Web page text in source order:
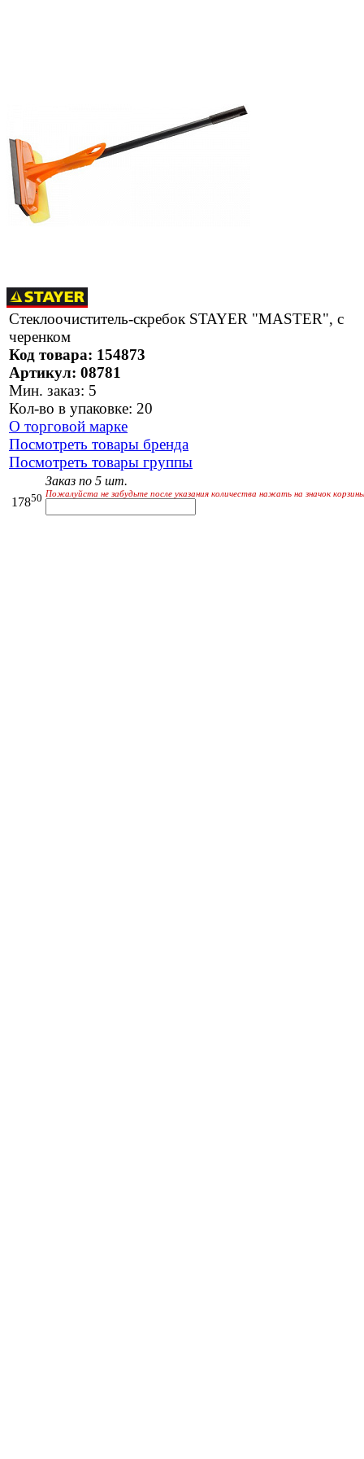
Стеклоочиститель-скребок STAYER "MASTER", с
черенком
Код товара: 154873
Артикул: 08781
Мин. заказ: 5
Кол-во в упаковке: 20
О торговой марке
Посмотреть товары бренда
Посмотреть товары группы
17850
Заказ по 5 шт.
Пожалуйста не забудьте после указания количества нажать на значок